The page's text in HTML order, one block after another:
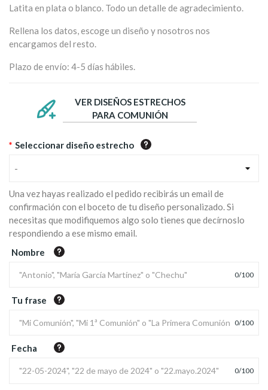
Latita en plata o blanco. Todo un detalle de agradecimiento.
Rellena los datos, escoge un diseño y nosotros nos
encargamos del resto.
Plazo de envío: 4-5 días hábiles.
VER DISEÑOS ESTRECHOS
PARA COMUNIÓN
* Seleccionar diseño estrecho
-
Una vez hayas realizado el pedido recibirás un email de
confirmación con el boceto de tu diseño personalizado. Si
necesitas que modifiquemos algo solo tienes que decírnoslo
respondiendo a ese mismo email.
Nombre
0/100
Tu frase
0/100
Fecha
0/100